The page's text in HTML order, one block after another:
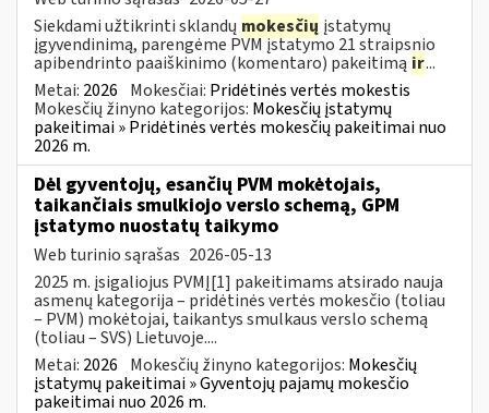
Siekdami užtikrinti sklandų mokesčių įstatymų
įgyvendinimą, parengėme PVM įstatymo 21 straipsnio
apibendrinto paaiškinimo (komentaro) pakeitimą ir...
Metai: 2026 Mokesčiai: Pridėtinės vertės mokestis
Mokesčių žinyno kategorijos: Mokesčių įstatymų
pakeitimai » Pridėtinės vertės mokesčių pakeitimai nuo
2026 m.
Dėl gyventojų, esančių PVM mokėtojais,
taikančiais smulkiojo verslo schemą, GPM
įstatymo nuostatų taikymo
Web turinio sąrašas 2026-05-13
2025 m. įsigaliojus PVMĮ[1] pakeitimams atsirado nauja
asmenų kategorija – pridėtinės vertės mokesčio (toliau
– PVM) mokėtojai, taikantys smulkaus verslo schemą
(toliau – SVS) Lietuvoje....
Metai: 2026 Mokesčių žinyno kategorijos: Mokesčių
įstatymų pakeitimai » Gyventojų pajamų mokesčio
pakeitimai nuo 2026 m.